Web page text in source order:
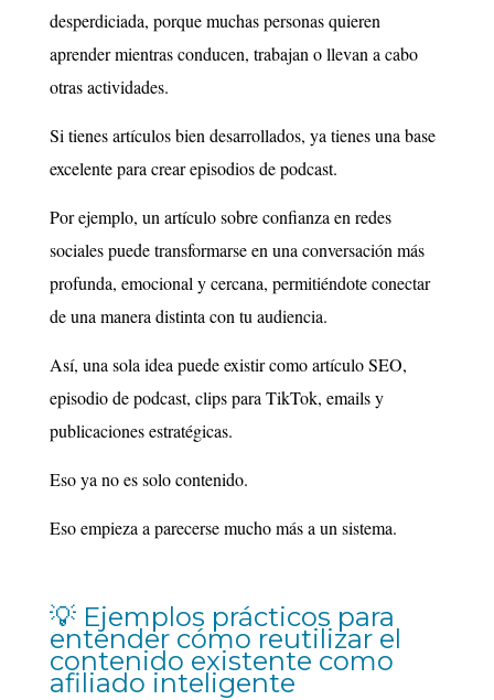
desperdiciada, porque muchas personas quieren
aprender mientras conducen, trabajan o llevan a cabo
otras actividades.
Si tienes artículos bien desarrollados, ya tienes una base
excelente para crear episodios de podcast.
Por ejemplo, un artículo sobre confianza en redes
sociales puede transformarse en una conversación más
profunda, emocional y cercana, permitiéndote conectar
de una manera distinta con tu audiencia.
Así, una sola idea puede existir como artículo SEO,
episodio de podcast, clips para TikTok, emails y
publicaciones estratégicas.
Eso ya no es solo contenido.
Eso empieza a parecerse mucho más a un sistema.
💡 Ejemplos prácticos para
entender cómo reutilizar el
contenido existente como
afiliado inteligente